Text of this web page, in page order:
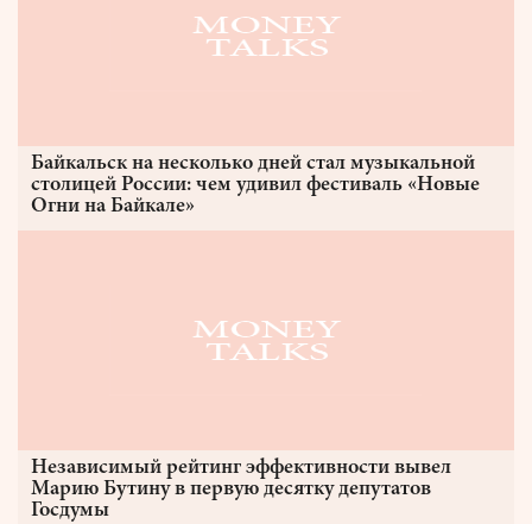
Байкальск на несколько дней стал музыкальной
столицей России: чем удивил фестиваль «Новые
Огни на Байкале»
Независимый рейтинг эффективности вывел
Марию Бутину в первую десятку депутатов
Госдумы